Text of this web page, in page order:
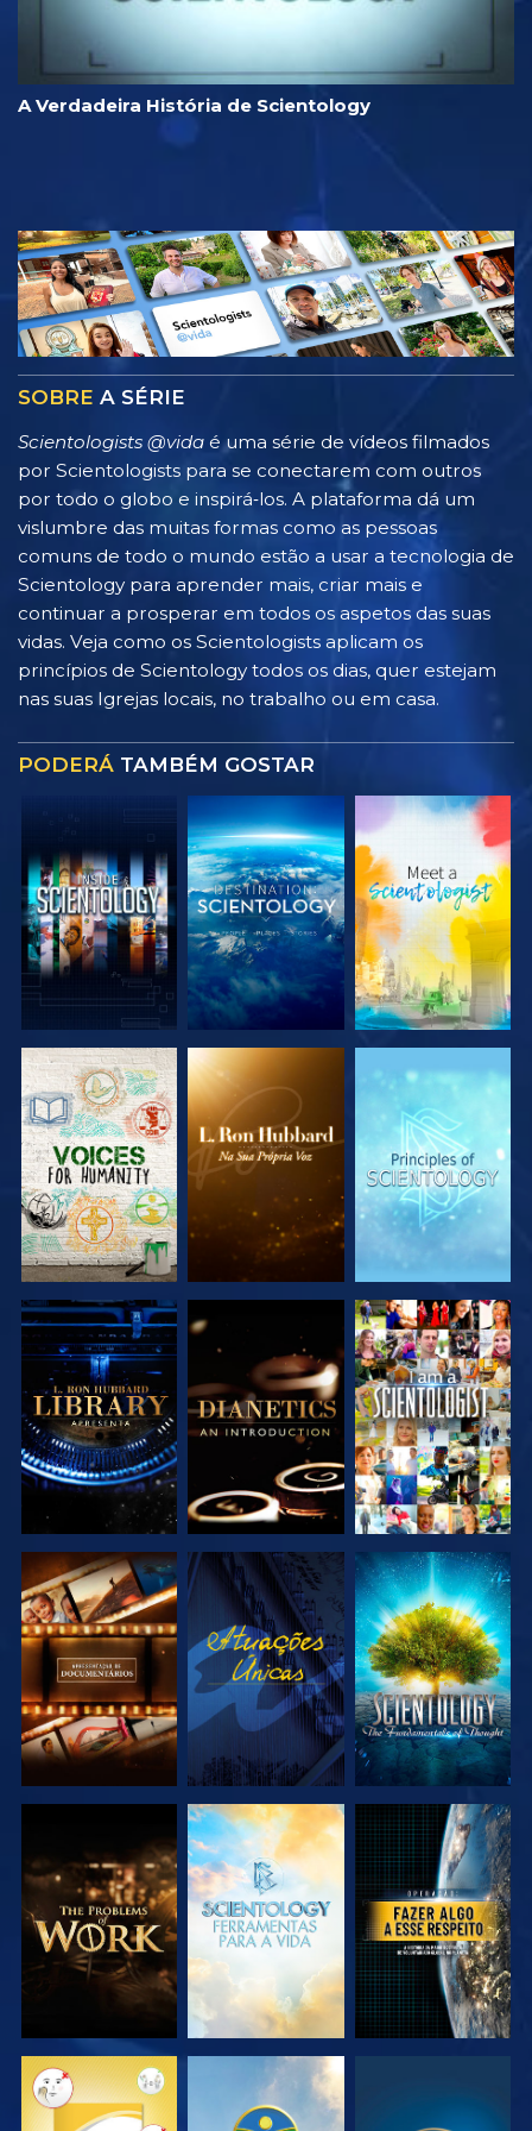
A Verdadeira História de Scientology
SOBRE A SÉRIE
Scientologists @vida é uma série de vídeos filmados
por Scientologists para se conectarem com outros
por todo o globo e inspirá‑los. A plataforma dá um
vislumbre das muitas formas como as pessoas
comuns de todo o mundo estão a usar a tecnologia de
Scientology para aprender mais, criar mais e
continuar a prosperar em todos os aspetos das suas
vidas. Veja como os Scientologists aplicam os
princípios de Scientology todos os dias, quer estejam
nas suas Igrejas locais, no trabalho ou em casa.
PODERÁ TAMBÉM GOSTAR
EXPLORAR A
SÉRIE
EXPLORAR A
SÉRIE
EXPLORAR A
SÉRIE
EXPLORAR A
SÉRIE
EXPLORAR A
SÉRIE
VER
EXPLORAR A
SÉRIE
VER
EXPLORAR A
SÉRIE
EXPLORAR A
SÉRIE
EXPLORAR A
SÉRIE
VER
VER VER VER